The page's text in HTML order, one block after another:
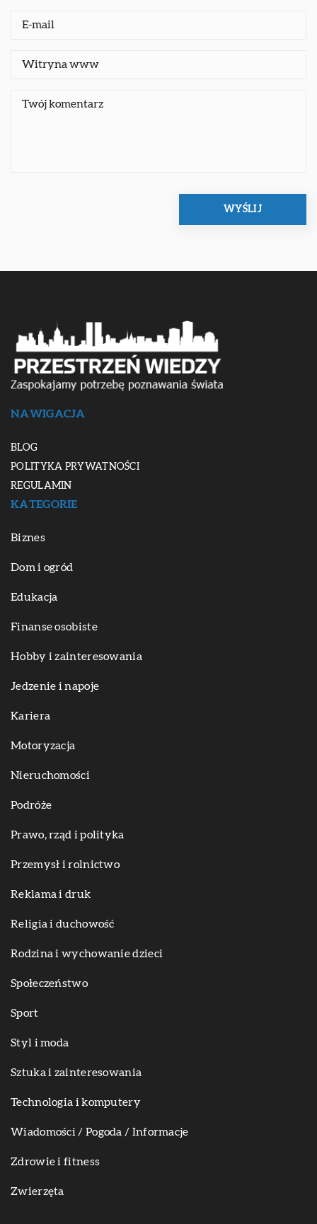
NAWIGACJA
BLOG
POLITYKA PRYWATNOŚCI
REGULAMIN
KATEGORIE
Biznes
Dom i ogród
Edukacja
Finanse osobiste
Hobby i zainteresowania
Jedzenie i napoje
Kariera
Motoryzacja
Nieruchomości
Podróże
Prawo, rząd i polityka
Przemysł i rolnictwo
Reklama i druk
Religia i duchowość
Rodzina i wychowanie dzieci
Społeczeństwo
Sport
Styl i moda
Sztuka i zainteresowania
Technologia i komputery
Wiadomości / Pogoda / Informacje
Zdrowie i fitness
Zwierzęta